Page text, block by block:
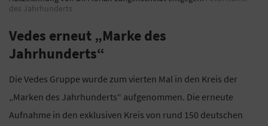
des Jahrhunderts
Vedes erneut „Marke des
Jahrhunderts“
Die Vedes Gruppe wurde zum vierten Mal in den Kreis der
„Marken des Jahrhunderts“ aufgenommen. Die erneute
Aufnahme in den exklusiven Kreis von rund 150 deutschen